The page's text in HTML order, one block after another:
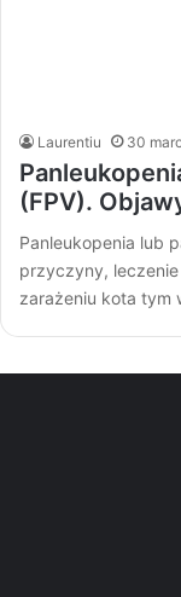
Laurentiu 30
(FPV).
Panleukopenia lub
przyczyny,
zarażeniu kota tym